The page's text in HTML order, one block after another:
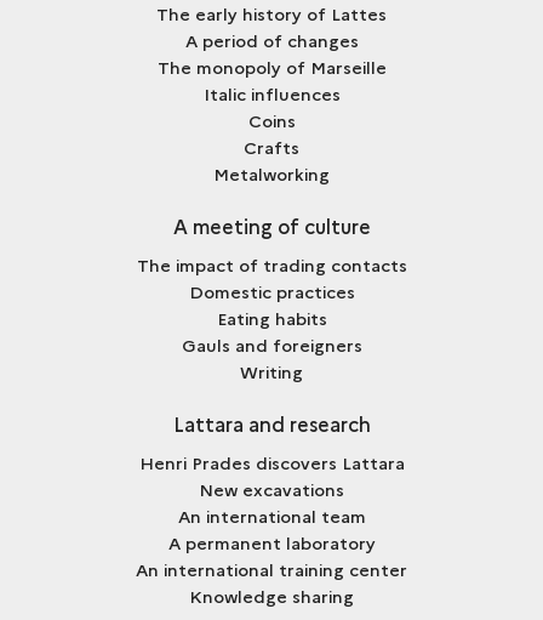
The early history of Lattes
A period of changes
The monopoly of Marseille
Italic influences
Coins
Crafts
Metalworking
A meeting of culture
The impact of trading contacts
Domestic practices
Eating habits
Gauls and foreigners
Writing
Lattara and research
Henri Prades discovers Lattara
New excavations
An international team
A permanent laboratory
An international training center
Knowledge sharing